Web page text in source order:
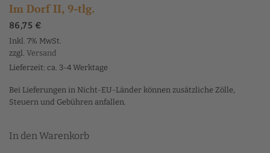
Im Dorf II, 9-tlg.
86,75 €
Inkl. 7% MwSt.
zzgl. Versand
Lieferzeit: ca. 3-4 Werktage
Bei Lieferungen in Nicht-EU-Länder können zusätzliche Zölle,
Steuern und Gebühren anfallen.
In den Warenkorb